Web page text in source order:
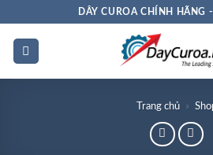
dung
DÂY CUROA CHÍNH HÃNG
Trang chủ »